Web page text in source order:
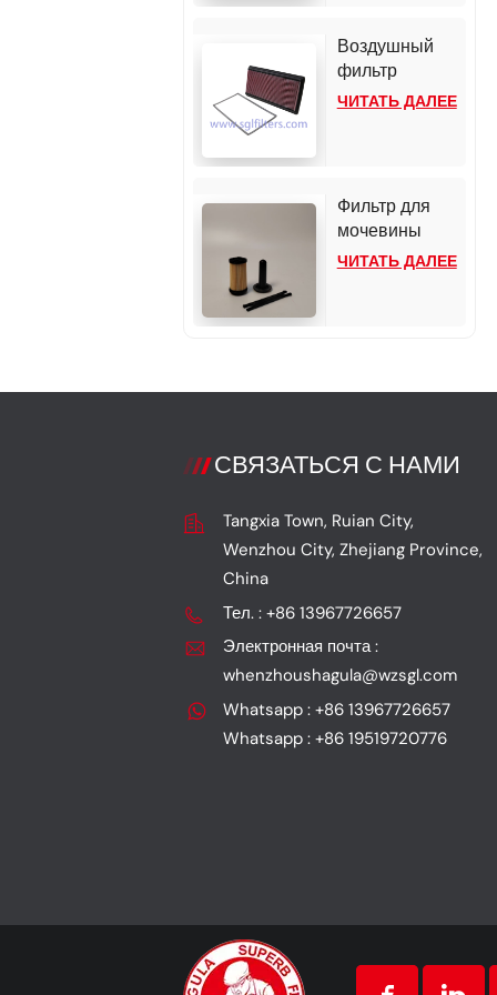
выпуска.
Воздушный
фильтр
высокой
Chevrolet
Camaro
ЧИТАТЬ ДАЛЕЕ
Фильтр для
мочевины
UF101 - Bosch
ЧИТАТЬ ДАЛЕЕ
СВЯЗАТЬСЯ С НАМИ
Tangxia Town, Ruian City,
Wenzhou City, Zhejiang Province,
China
Тел. : +86 13967726657
Электронная почта :
whenzhoushagula@wzsgl.com
Whatsapp : +86 13967726657
Whatsapp : +86 19519720776